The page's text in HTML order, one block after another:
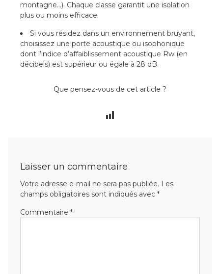
montagne…). Chaque classe garantit une isolation
plus ou moins efficace.
Si vous résidez dans un environnement bruyant,
choisissez une porte acoustique ou isophonique
dont l’indice d’affaiblissement acoustique Rw (en
décibels) est supérieur ou égale à 28 dB.
Que pensez-vous de cet article ?
Laisser un commentaire
Votre adresse e-mail ne sera pas publiée. Les
champs obligatoires sont indiqués avec *
Commentaire *